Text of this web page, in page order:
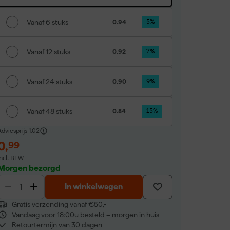
Vanaf 6 stuks 0.94 5%
Vanaf 12 stuks 0.92 7%
Vanaf 24 stuks 0.90 9%
Vanaf 48 stuks 0.84 15%
1,02
,99
BTW
bezorgd
In winkelwagen
Gratis verzending vanaf €50,-
Vandaag voor 18:00u besteld = morgen in huis
Retourtermijn van 30 dagen